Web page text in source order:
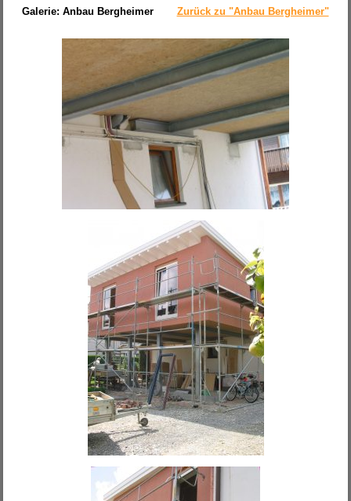
Galerie: Anbau Bergheimer Zurück zu "Anbau Bergheimer"